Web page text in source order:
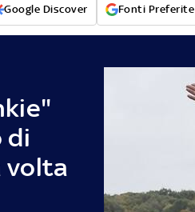
Google Discover Fonti Preferite
di
volta